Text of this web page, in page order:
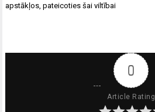
apstākļos, pateicoties šai viltībai
0
Article Rating